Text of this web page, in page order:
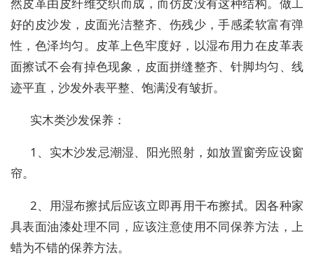
然皮革由皮纤维交织而成，而仿皮没有这种结构。做工
好的皮沙发，皮面光洁整齐、伤残少，手感柔软富有弹
性，色泽均匀。皮革上色牢度好，以湿布用力在皮革表
面擦试不会有掉色现象，皮面拼缝整齐、针脚均匀、线
迹平直，沙发外表平整、饱满没有皱折。
实木类沙发保养：
1、实木沙发忌潮湿、阳光照射，如放置窗旁应设窗
帘。
2、用湿布擦拭后应该立即再用干布擦拭。因各种家
具表面油漆处理不同，应该注意使用不同保养方法，上
蜡为不错的保养方法。